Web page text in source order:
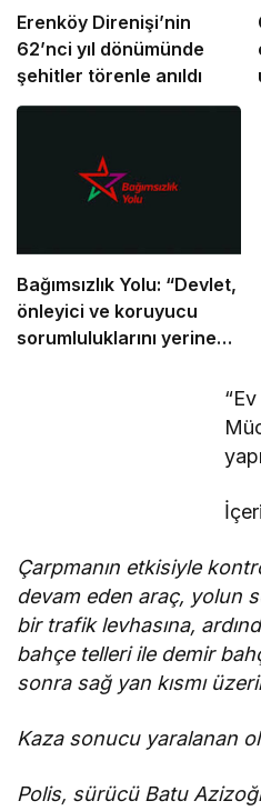
Erenköy Direnişi’nin
62’nci yıl dönümünde
şehitler törenle anıldı
Bağımsızlık Yolu: “Devlet,
önleyici ve koruyucu
sorumluluklarını yerine
Çarpmanın etkisiyle
devam eden araç, yolun
bir trafik levhasına,
bahçe telleri ile demir
sonra sağ yan kısmı
Kaza sonucu yaralanan
Polis, sürücü Batu